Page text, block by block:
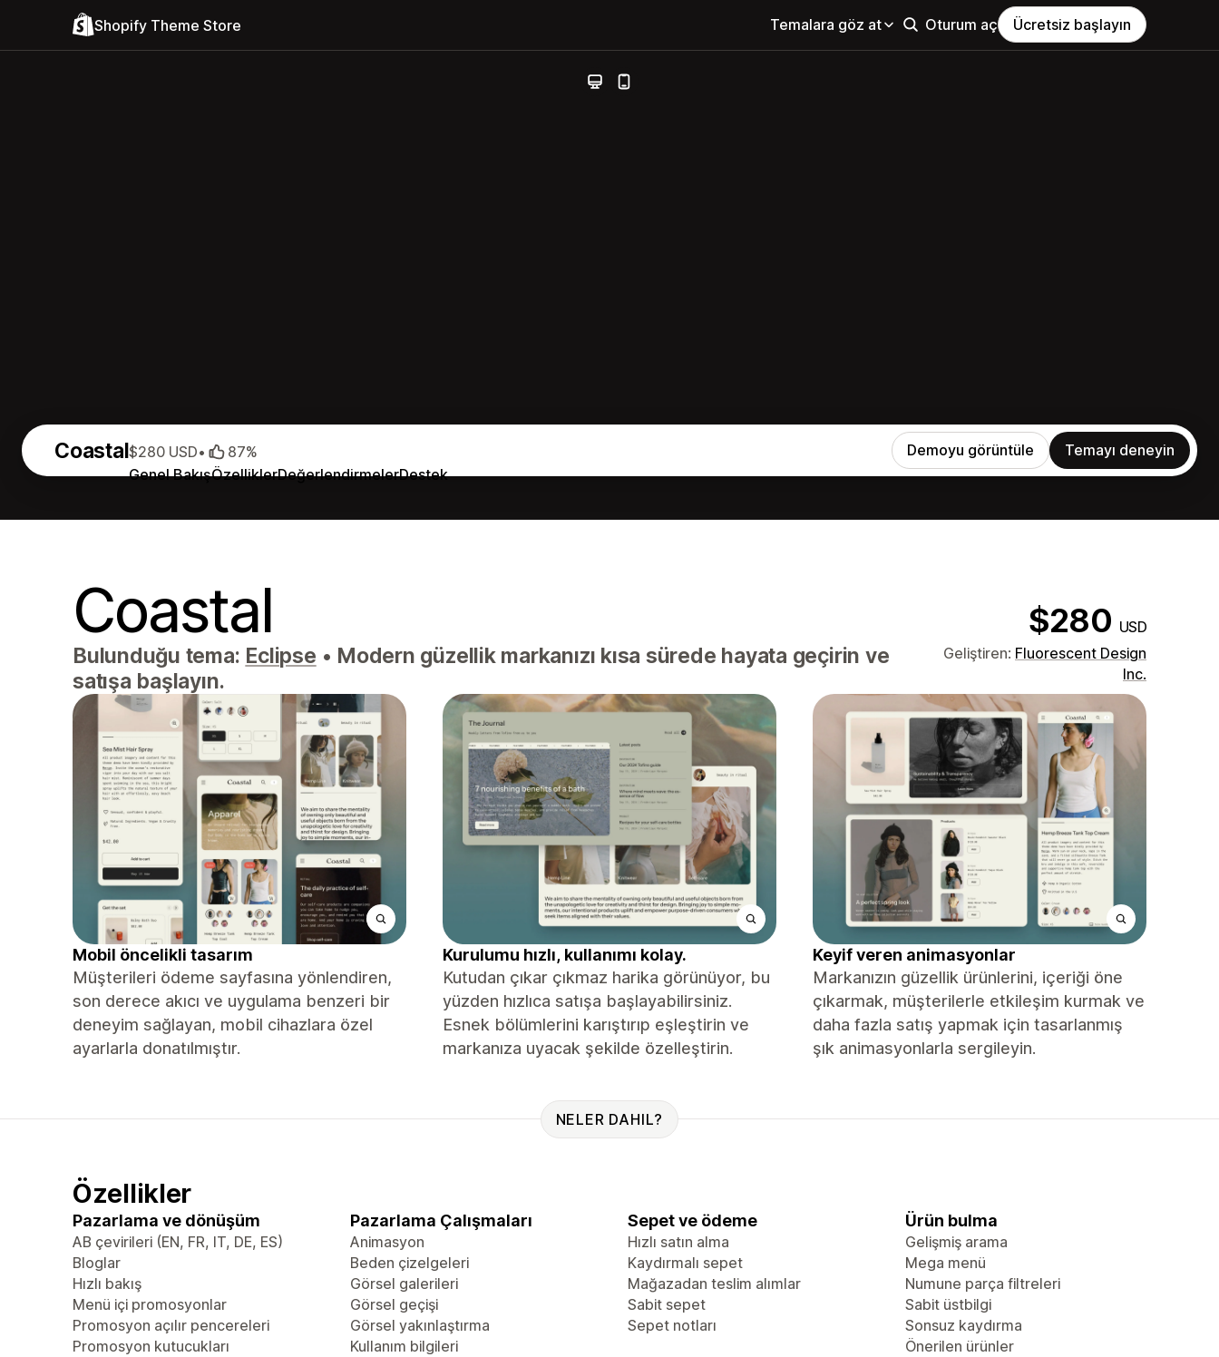
Shopify Theme Store Temalara göz at Oturum aç Ücretsiz başlayın
Coastal
Genel BakışÖzelliklerDeğerlendirmelerDestek
$280 USD• 87% Demoyu görüntüle Temayı deneyin
Coastal $280 USD
Bulunduğu tema: Eclipse • Modern güzellik markanızı kısa sürede hayata geçirin ve
satışa başlayın.
Geliştiren: Fluorescent Design
Inc.
Mobil öncelikli tasarım
Müşterileri ödeme sayfasına yönlendiren,
son derece akıcı ve uygulama benzeri bir
deneyim sağlayan, mobil cihazlara özel
ayarlarla donatılmıştır.
Kurulumu hızlı, kullanımı kolay.
Kutudan çıkar çıkmaz harika görünüyor, bu
yüzden hızlıca satışa başlayabilirsiniz.
Esnek bölümlerini karıştırıp eşleştirin ve
markanıza uyacak şekilde özelleştirin.
Keyif veren animasyonlar
Markanızın güzellik ürünlerini, içeriği öne
çıkarmak, müşterilerle etkileşim kurmak ve
daha fazla satış yapmak için tasarlanmış
şık animasyonlarla sergileyin.
NELER DAHIL?
Özellikler
Pazarlama ve dönüşüm
AB çevirileri (EN, FR, IT, DE, ES)
Bloglar
Hızlı bakış
Menü içi promosyonlar
Promosyon açılır pencereleri
Promosyon kutucukları
Pazarlama Çalışmaları
Animasyon
Beden çizelgeleri
Görsel galerileri
Görsel geçişi
Görsel yakınlaştırma
Kullanım bilgileri
Sepet ve ödeme
Hızlı satın alma
Kaydırmalı sepet
Mağazadan teslim alımlar
Sabit sepet
Sepet notları
Ürün bulma
Gelişmiş arama
Mega menü
Numune parça filtreleri
Sabit üstbilgi
Sonsuz kaydırma
Önerilen ürünler